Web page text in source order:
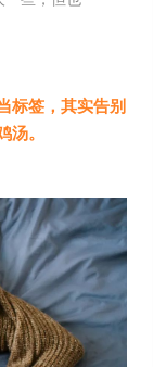
标签，其实告别
。